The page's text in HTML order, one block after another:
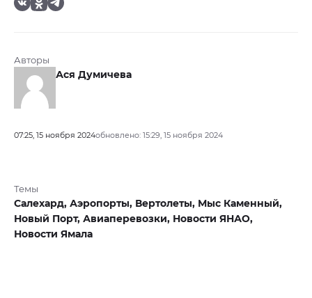
Авторы
Ася Думичева
07:25, 15 ноября 2024обновлено: 15:29, 15 ноября 2024
Темы
Салехард, Аэропорты, Вертолеты, Мыс Каменный,
Новый Порт, Авиаперевозки, Новости ЯНАО,
Новости Ямала